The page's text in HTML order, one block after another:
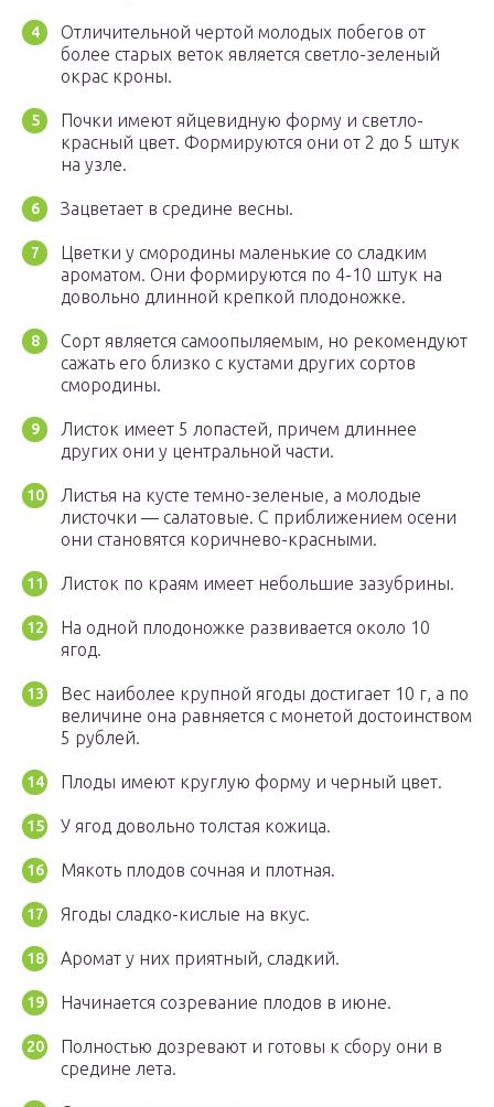
Отличительной чертой молодых побегов от
более старых веток является светло-зеленый
окрас кроны.
Почки имеют яйцевидную форму и светло-
красный цвет. Формируются они от 2 до 5 штук
на узле.
Зацветает в средине весны.
Цветки у смородины маленькие со сладким
ароматом. Они формируются по 4-10 штук на
довольно длинной крепкой плодоножке.
Сорт является самоопыляемым, но рекомендуют
сажать его близко с кустами других сортов
смородины.
Листок имеет 5 лопастей, причем длиннее
других они у центральной части.
Листья на кусте темно-зеленые, а молодые
листочки — салатовые. С приближением осени
они становятся коричнево-красными.
Листок по краям имеет небольшие зазубрины.
На одной плодоножке развивается около 10
ягод.
Вес наиболее крупной ягоды достигает 10 г, а по
величине она равняется с монетой достоинством
5 рублей.
Плоды имеют круглую форму и черный цвет.
У ягод довольно толстая кожица.
Мякоть плодов сочная и плотная.
Ягоды сладко-кислые на вкус.
Аромат у них приятный, сладкий.
Начинается созревание плодов в июне.
Полностью дозревают и готовы к сбору они в
средине лета.